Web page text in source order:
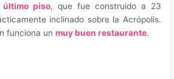
piso, que fue construido a 23
inclinado sobre la Acrópolis.
funciona unmuy buen restaurante.